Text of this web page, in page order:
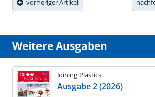
vorheriger Artikel
Weitere Ausgaben
Joining Plastics
Ausgabe 2 (2026)